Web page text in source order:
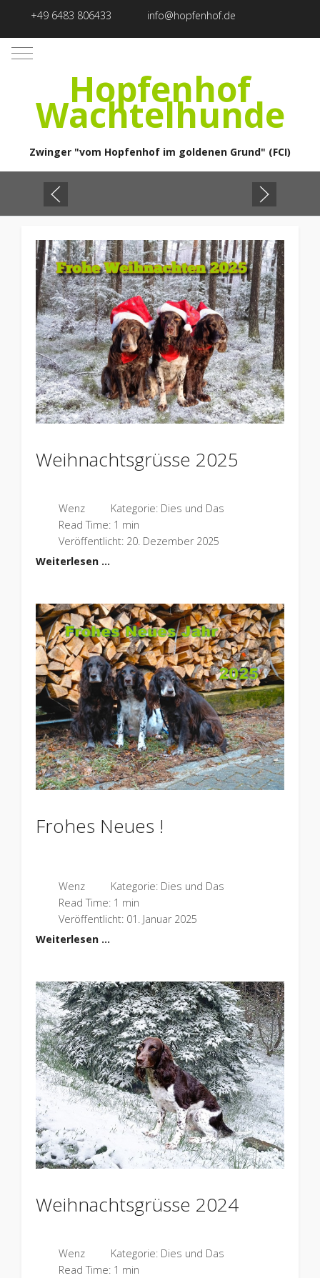
+49 6483 806433 info@hopfenhof.de
Mobile Menu Toggle
Hopfenhof
Wachtelhunde
Zwinger "vom Hopfenhof im goldenen Grund" (FCI)
Weihnachtsgrüsse 2025
Wenz Kategorie: Dies und Das
Read Time: 1 min
Veröffentlicht: 20. Dezember 2025
Weiterlesen …
Frohes Neues !
Wenz Kategorie: Dies und Das
Read Time: 1 min
Veröffentlicht: 01. Januar 2025
Weiterlesen …
Weihnachtsgrüsse 2024
Wenz Kategorie: Dies und Das
Read Time: 1 min